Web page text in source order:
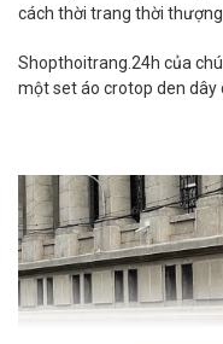
cách thời trang thời thượng.
Shopthoitrang.24h của
một set áo crotop den dây